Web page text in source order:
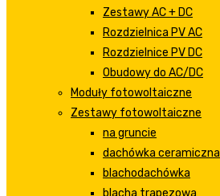
Zestawy AC + DC
Rozdzielnica PV AC
Rozdzielnice PV DC
Obudowy do AC/DC
Moduły fotowoltaiczne
Zestawy fotowoltaiczne
na gruncie
dachówka ceramiczna
blachodachówka
blacha trapezowa